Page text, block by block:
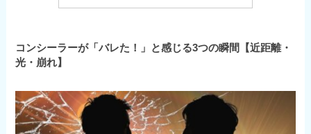
コンシーラーが「バレた！」と感じる3つの瞬間【近距離・
光・崩れ】